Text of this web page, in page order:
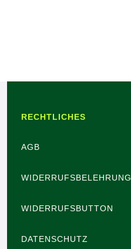
RECHTLICHES
AGB
WIDERRUFSBELEHRUNG
WIDERRUFSBUTTON
DATENSCHUTZ